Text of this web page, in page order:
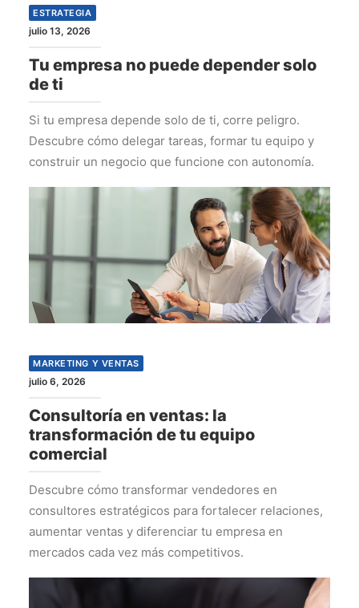
ESTRATEGIA
julio 13, 2026
Tu empresa no puede depender solo
de ti
Si tu empresa depende solo de ti, corre peligro.
Descubre cómo delegar tareas, formar tu equipo y
construir un negocio que funcione con autonomía.
MARKETING Y VENTAS
julio 6, 2026
Consultoría en ventas: la
transformación de tu equipo
comercial
Descubre cómo transformar vendedores en
consultores estratégicos para fortalecer relaciones,
aumentar ventas y diferenciar tu empresa en
mercados cada vez más competitivos.